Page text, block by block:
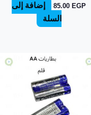
85.00 EGP
إضافة إلى
السلة